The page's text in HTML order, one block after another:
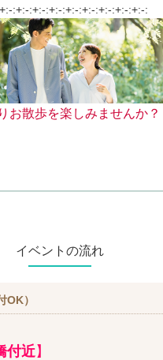
:+:-:+:-:+:-:+:-:+:-:+:-:+:-:+:-:
お散歩を楽しみませんか？
イベントの流れ
）
付近】